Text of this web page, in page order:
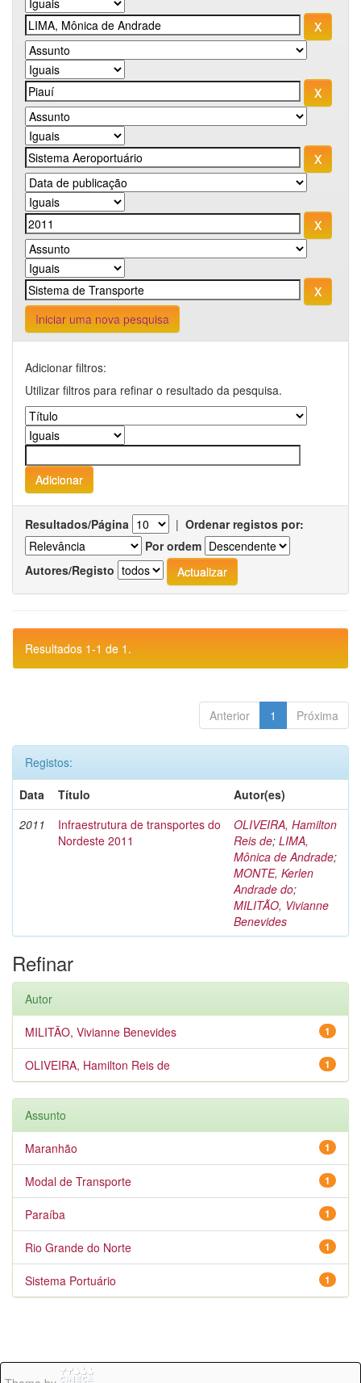
Iniciar uma nova pesquisa
Adicionar filtros:
Utilizar filtros para refinar o resultado da pesquisa.
Resultados/Página | Ordenar registos por:
Por ordem
Autores/Registo
Resultados 1-1 de 1.
Anterior 1 Próxima
Registos:
Data
Título
Autor(es)
2011
Infraestrutura de transportes do
Nordeste 2011
OLIVEIRA, Hamilton
Reis de; LIMA,
Mônica de Andrade;
MONTE, Kerlen
Andrade do;
MILITÃO, Vivianne
Benevides
Refinar
Autor
1
MILITÃO, Vivianne Benevides
1
OLIVEIRA, Hamilton Reis de
Assunto
1
Maranhão
1
Modal de Transporte
1
Paraíba
1
Rio Grande do Norte
1
Sistema Portuário